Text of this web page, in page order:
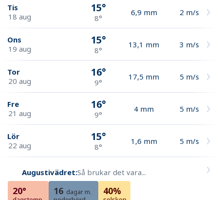
Tis
18 aug
15°
8°
6,9 mm 2 m/s
Ons
19 aug
15°
8°
13,1 mm 3 m/s
Tor
20 aug
16°
9°
17,5 mm 5 m/s
Fre
21 aug
16°
9°
4 mm 5 m/s
Lör
22 aug
15°
8°
1,6 mm 5 m/s
Augustivädret:Så brukar det vara...
20° 16 dagar m.
40%